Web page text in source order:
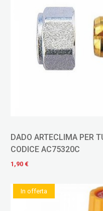
DADO ARTECLIMA PER
CODICE AC75320C
1,90 €
In offerta